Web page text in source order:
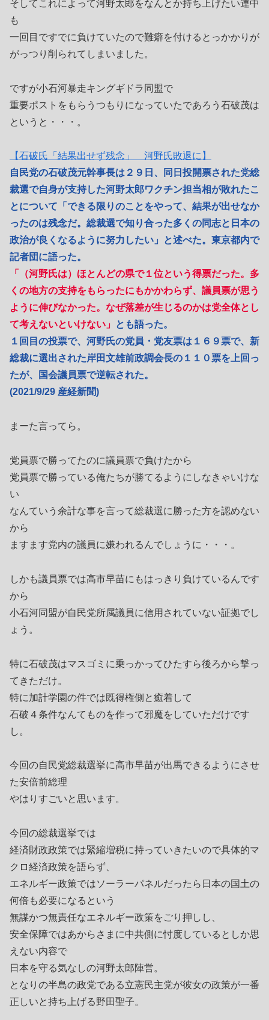
そしてこれによって河野太郎をなんとか持ち上げたい連中
も
一回目ですでに負けていたので難癖を付けるとっかかりが
がっつり削られてしまいました。
ですが小石河暴走キングギドラ同盟で
重要ポストをもらうつもりになっていたであろう石破茂は
というと・・・。
【石破氏「結果出せず残念」 河野氏敗退に】
自民党の石破茂元幹事長は２９日、同日投開票された党総
裁選で自身が支持した河野太郎ワクチン担当相が敗れたこ
とについて「できる限りのことをやって、結果が出せなか
ったのは残念だ。総裁選で知り合った多くの同志と日本の
政治が良くなるように努力したい」と述べた。東京都内で
記者団に語った。
「（河野氏は）ほとんどの県で１位という得票だった。多
くの地方の支持をもらったにもかかわらず、議員票が思う
ように伸びなかった。なぜ落差が生じるのかは党全体とし
て考えないといけない」 とも語った。
１回目の投票で、河野氏の党員・党友票は１６９票で、新
総裁に選出された岸田文雄前政調会長の１１０票を上回っ
たが、国会議員票で逆転された。
(2021/9/29 産経新聞)
まーた言ってら。
党員票で勝ってたのに議員票で負けたから
党員票で勝っている俺たちが勝てるようにしなきゃいけな
い
なんていう余計な事を言って総裁選に勝った方を認めない
から
ますます党内の議員に嫌われるんでしょうに・・・。
しかも議員票では高市早苗にもはっきり負けているんです
から
小石河同盟が自民党所属議員に信用されていない証拠でし
ょう。
特に石破茂はマスゴミに乗っかってひたすら後ろから撃っ
てきただけ。
特に加計学園の件では既得権側と癒着して
石破４条件なんてものを作って邪魔をしていただけです
し。
今回の自民党総裁選挙に高市早苗が出馬できるようにさせ
た安倍前総理
やはりすごいと思います。
今回の総裁選挙では
経済財政政策では緊縮増税に持っていきたいので具体的マ
クロ経済政策を語らず、
エネルギー政策ではソーラーパネルだったら日本の国土の
何倍も必要になるという
無謀かつ無責任なエネルギー政策をごり押しし、
安全保障ではあからさまに中共側に忖度しているとしか思
えない内容で
日本を守る気なしの河野太郎陣営。
となりの半島の政党である立憲民主党が彼女の政策が一番
正しいと持ち上げる野田聖子。